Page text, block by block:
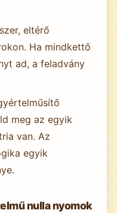
eltérő
Ha mindkettő
ad, a feladvány
meg az egyik
van. Az
egyik
nulla nyomok